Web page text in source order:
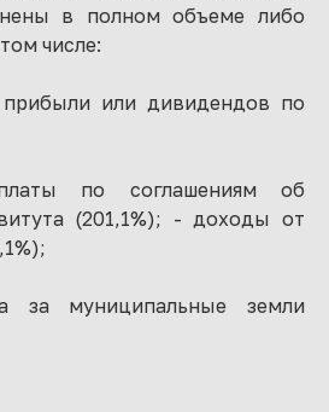
в полном объеме либо
числе:
или дивидендов по
по соглашениям об
(201,1%); - доходы от
за муниципальные земли